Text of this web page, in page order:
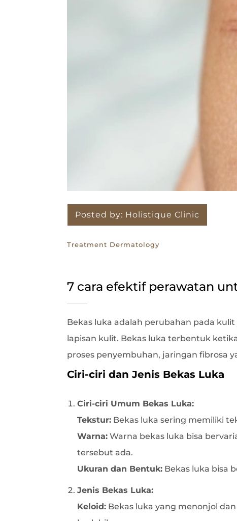
Posted by: Holistique Clinic
Treatment Dermatology
7 cara efektif perawatan
Bekas luka adalah perubahan pada
lapisan kulit. Bekas luka terbentuk
proses penyembuhan, jaringan fibrosa
Ciri-ciri dan Jenis Bekas Luka
Ciri-ciri Umum Bekas Luka:
Tekstur: Bekas luka sering memiliki
Warna: Warna bekas luka bisa
tersebut ada.
Ukuran dan Bentuk: Bekas luka bisa
Jenis Bekas Luka:
Keloid: Bekas luka yang menonjol